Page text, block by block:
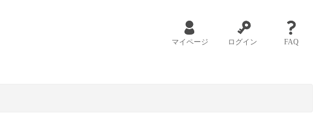
マイページ ログイン FAQ